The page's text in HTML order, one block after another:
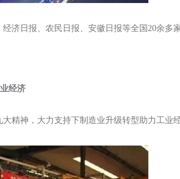
济日报、农民日报、安徽日报等全国20余多
经济
精神，大力支持下制造业升级转型助力工业经